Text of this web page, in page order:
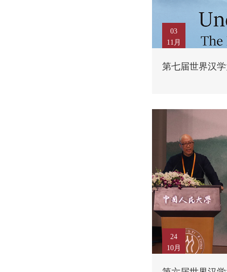
03
11月
第七届世界汉
24
10月